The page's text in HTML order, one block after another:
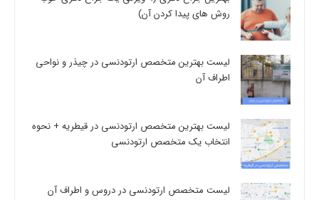
روش های پیدا کردن آن)
لیست بهترین متخصص ارتودنسی در چیذر و نواحی
اطراف آن
لیست بهترین متخصص ارتودنسی در قیطریه + نحوه
انتخاب یک متخصص ارتودنسی
لیست متخصص ارتودنسی در دروس و اطراف آن